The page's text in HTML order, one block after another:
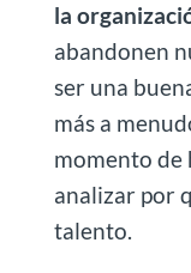
la
abandonen
ser una
más a
momento de
analizar por
talento.